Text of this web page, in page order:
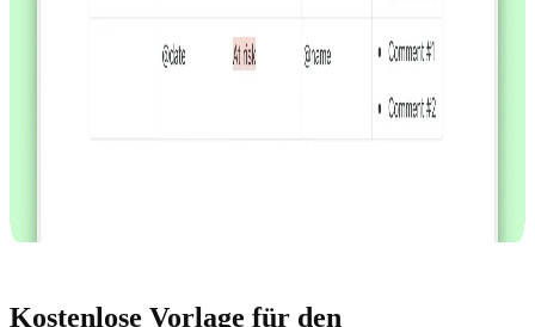
Kostenlose Vorlage für den